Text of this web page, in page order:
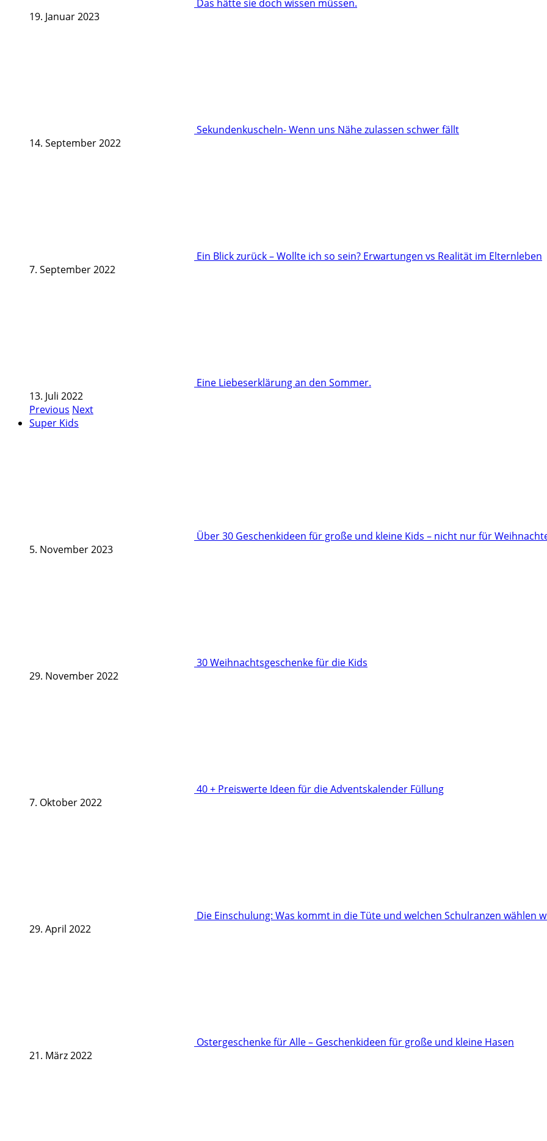
Das hätte sie doch wissen müssen.
19. Januar 2023
Sekundenkuscheln- Wenn uns Nähe zulassen schwer fällt
14. September 2022
Ein Blick zurück – Wollte ich so sein? Erwartungen vs Realität im Elternleben
7. September 2022
Eine Liebeserklärung an den Sommer.
13. Juli 2022
Previous Next
Super Kids
Über 30 Geschenkideen für große und kleine Kids – nicht nur für
5. November 2023
30 Weihnachtsgeschenke für die Kids
29. November 2022
40 + Preiswerte Ideen für die Adventskalender Füllung
7. Oktober 2022
Die Einschulung: Was kommt in die Tüte und welchen Schulranzen wählen
29. April 2022
Ostergeschenke für Alle – Geschenkideen für große und kleine Hasen
21. März 2022